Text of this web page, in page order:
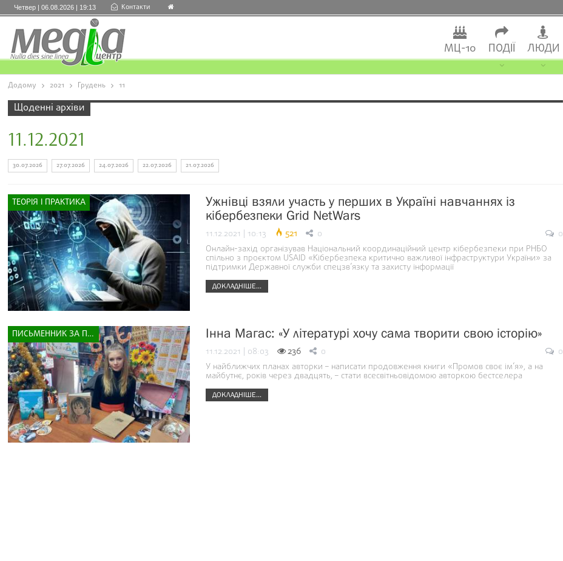
Четвер | 06.08.2026 | 19:13 Контакти
МЦ-10 ПОДІЇ ЛЮДИ
Додому 2021 Грудень 11
Щоденні архіви
11.12.2021
30.07.2026 27.07.2026 24.07.2026 22.07.2026 21.07.2026
ТЕОРІЯ І ПРАКТИКА
Ужнівці взяли участь у перших в Україні навчаннях із
кібербезпеки Grid NetWars
11.12.2021 | 10:13 521 0
0
Онлайн-захід організував Національний координаційний центр кібербезпеки при РНБО
спільно з проєктом USAID «Кібербезпека критично важливої інфраструктури України» за
підтримки Державної служби спецзв’язку та захисту інформації
ДОКЛАДНІШЕ...
ПИСЬМЕННИК ЗА ПРИЛАВКОМ Інна Магас: «У літературі хочу сама творити свою історію»
11.12.2021 | 08:03 236 0
0
У найближчих планах авторки – написати продовження книги «Промов своє ім’я», а на
майбутнє, років через двадцять, – стати всесвітньовідомою авторкою бестселера
ДОКЛАДНІШЕ...